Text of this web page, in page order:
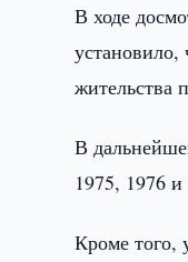
В ходе
жительства
В
1975, 1976
Кроме того,